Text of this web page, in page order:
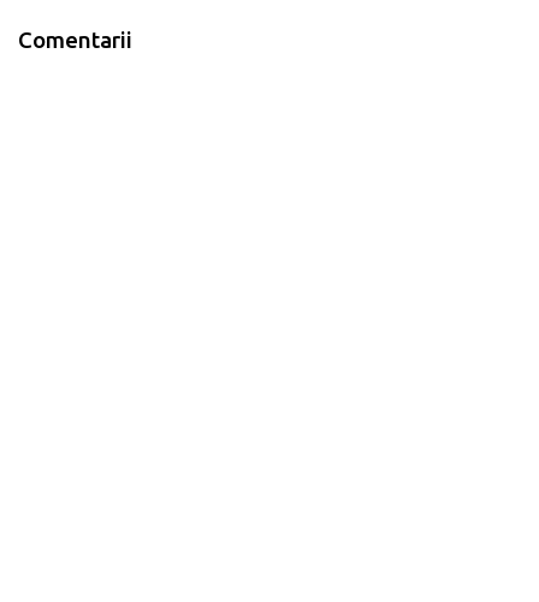
Comentarii